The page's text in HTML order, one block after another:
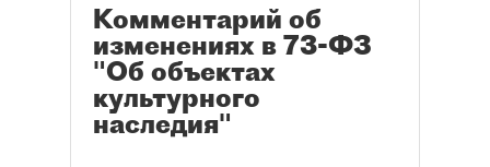
Комментарий об
изменениях в 73-ФЗ
"Об объектах
культурного
наследия"